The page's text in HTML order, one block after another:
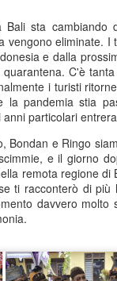
Bali sta cambiando
vengono eliminate. I
e dalla
C'è
i turisti
la pandemia stia
particolari
Bondan e Ringo
e il giorno
remota regione di
ti racconterò di più
davvero molto